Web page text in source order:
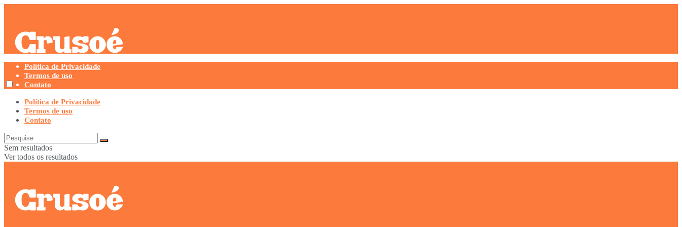
Política de Privacidade
Termos de uso
Contato
Política de Privacidade
Termos de uso
Contato
Sem resultados
Ver todos os resultados